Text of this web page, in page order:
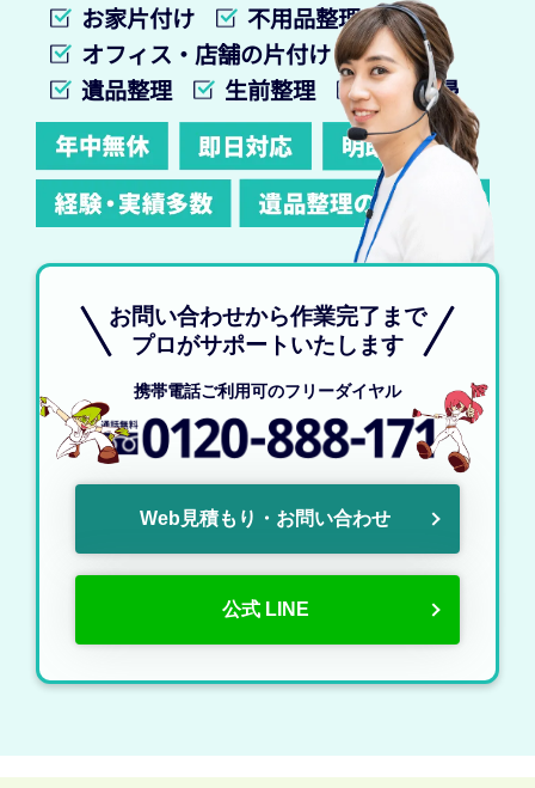
お家片付け
不用品整理
オフィス・店舗の片付け
遺品整理
生前整理 特殊清掃
お問い合わせから作業完了まで
プロがサポートいたします
携帯電話ご利用可のフリーダイヤル
Web見積もり・お問い合わせ
公式 LINE